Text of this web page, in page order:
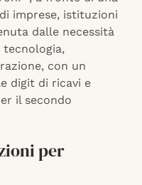
imprese, istituzioni
dalle necessità
con un
digit di ricavi e
il secondo
per